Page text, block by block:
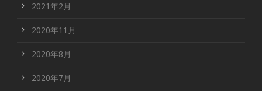
2021年2月
2020年11月
2020年8月
2020年7月